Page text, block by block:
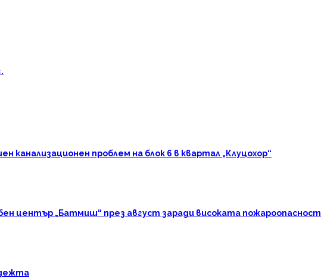
канализационен проблем на блок 6 в квартал „Клуцохор“
център „Батмиш“ през август заради високата пожароопасност